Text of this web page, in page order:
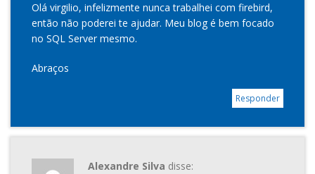
Olá virgilio, infelizmente nunca trabalhei com firebird,
então não poderei te ajudar. Meu blog é bem focado
no SQL Server mesmo.
Abraços
Responder
Alexandre Silva disse: